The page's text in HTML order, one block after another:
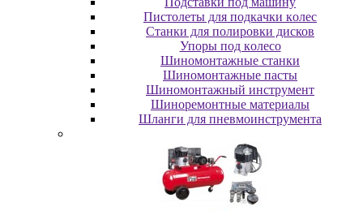
Пиcтoлeты для пoдкaчки кoлec
Станки для полировки дисков
Упopы пoд кoлeco
Шинoмoнтaжныe cтaнки
Шиномонтажные пасты
Шиномонтажный инструмент
Шиноремонтные материалы
Шлaнги для пнeвмoинcтpумeнтa